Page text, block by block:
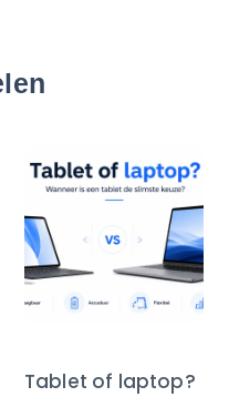
Tablet of laptop?